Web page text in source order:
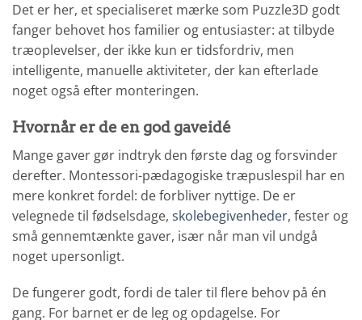
Det er her, et specialiseret mærke som Puzzle3D godt
fanger behovet hos familier og entusiaster: at tilbyde
træoplevelser, der ikke kun er tidsfordriv, men
intelligente, manuelle aktiviteter, der kan efterlade
noget også efter monteringen.
Hvornår er de en god gaveidé
Mange gaver gør indtryk den første dag og forsvinder
derefter. Montessori-pædagogiske træpuslespil har en
mere konkret fordel: de forbliver nyttige. De er
velegnede til fødselsdage, skolebegivenheder, fester og
små gennemtænkte gaver, især når man vil undgå
noget upersonligt.
De fungerer godt, fordi de taler til flere behov på én
gang. For barnet er de leg og opdagelse. For